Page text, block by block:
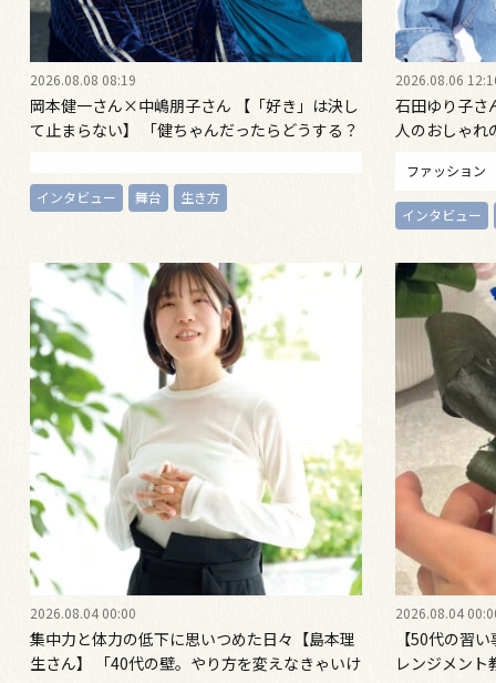
2026.08.08 08:19
岡本健一さん×中嶋朋子さん 【「好き」は決し
て止まらない】 「健ちゃんだったらどうする？
インタビュー 舞台 生き方
2026.08.06
石田ゆり子さ
人のおしゃれ
ファッション
インタビュー
2026.08.04 00:00
集中力と体力の低下に思いつめた日々【島本理
生さん】 「40代の壁。やり方を変えなきゃいけ
2026.08.04
【50代の習
レンジメン